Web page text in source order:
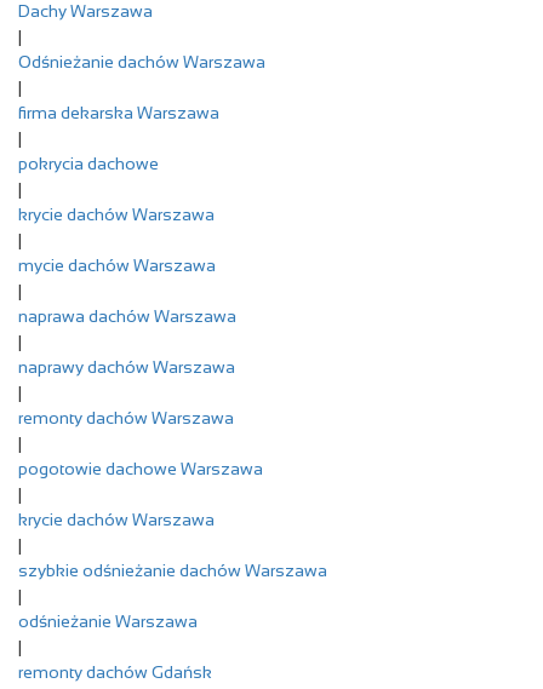
Dachy Warszawa
|
Odśnieżanie dachów Warszawa
|
firma dekarska Warszawa
|
pokrycia dachowe
|
krycie dachów Warszawa
|
mycie dachów Warszawa
|
naprawa dachów Warszawa
|
naprawy dachów Warszawa
|
remonty dachów Warszawa
|
pogotowie dachowe Warszawa
|
krycie dachów Warszawa
|
szybkie odśnieżanie dachów Warszawa
|
odśnieżanie Warszawa
|
remonty dachów Gdańsk